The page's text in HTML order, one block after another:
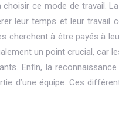
ce mode de travail.
leur temps et leur travail
cherchent à être payés à
un point crucial, car
Enfin, la
d’une équipe. Ces